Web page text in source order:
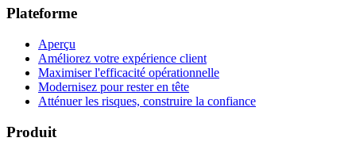
Plateforme
Aperçu
Améliorez votre expérience client
Maximiser l'efficacité opérationnelle
Modernisez pour rester en tête
Atténuer les risques, construire la confiance
Produit